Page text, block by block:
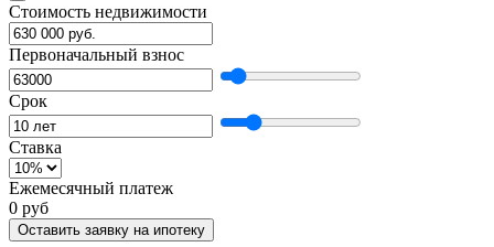
Стоимость недвижимости
Первоначальный взнос
Срок
Ставка
Ежемесячный платеж
0 руб
Оставить заявку на ипотеку